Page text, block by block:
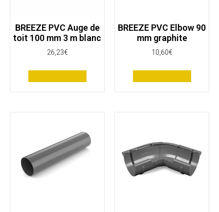
BREEZE PVC Auge de
toit 100 mm 3 m blanc
26,23€
BREEZE PVC Elbow 90
mm graphite
10,60€